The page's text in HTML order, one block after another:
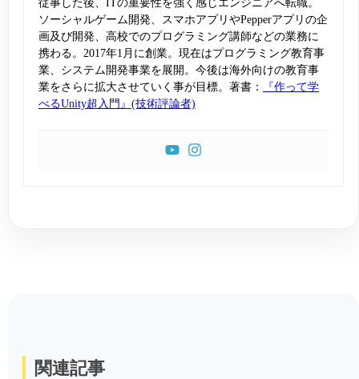
従事した後、ITの重要性を強く感じエンジニアへ転職。
ソーシャルゲーム開発、スマホアプリやPepperアプリの企
画及び開発、高校でのプログラミング講師などの業務に
携わる。2017年1月に創業。現在はプログラミング教育事
業、システム開発事業を展開。今後は海外向けの教育事
業をさらに拡大させていく事が目標。著書：
『作って学
べるUnity超入門』(技術評論者)
関連記事